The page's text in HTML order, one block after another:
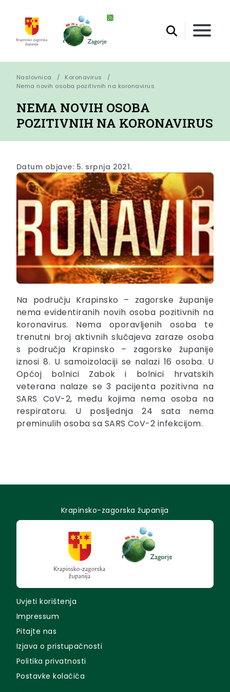
Naslovnica
Koronavirus
Nema novih osoba pozitivnih na koronavirus
NEMA NOVIH OSOBA
POZITIVNIH NA KORONAVIRUS
Datum objave: 5. srpnja 2021.
Na području Krapinsko – zagorske županije
nema evidentiranih novih osoba pozitivnih na
koronavirus. Nema oporavljenih osoba te
trenutni broj aktivnih slučajeva zaraze osoba
s područja Krapinsko – zagorske županije
iznosi 8. U samoizolaciji se nalazi 16 osoba. U
Općoj bolnici Zabok i bolnici hrvatskih
veterana nalaze se 3 pacijenta pozitivna na
SARS CoV-2, među kojima nema osoba na
respiratoru. U posljednja 24 sata nema
preminulih osoba sa SARS CoV-2 infekcijom.
Krapinsko-zagorska županija
Uvjeti korištenja
Impressum
Pitajte nas
Izjava o pristupačnosti
Politika privatnosti
Postavke kolačića